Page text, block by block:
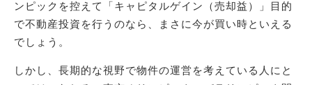
ンピックを控えて「キャピタルゲイン（売却益）」目的
で不動産投資を行うのなら、まさに今が買い時といえる
でしょう。
しかし、長期的な視野で物件の運営を考えている人にと